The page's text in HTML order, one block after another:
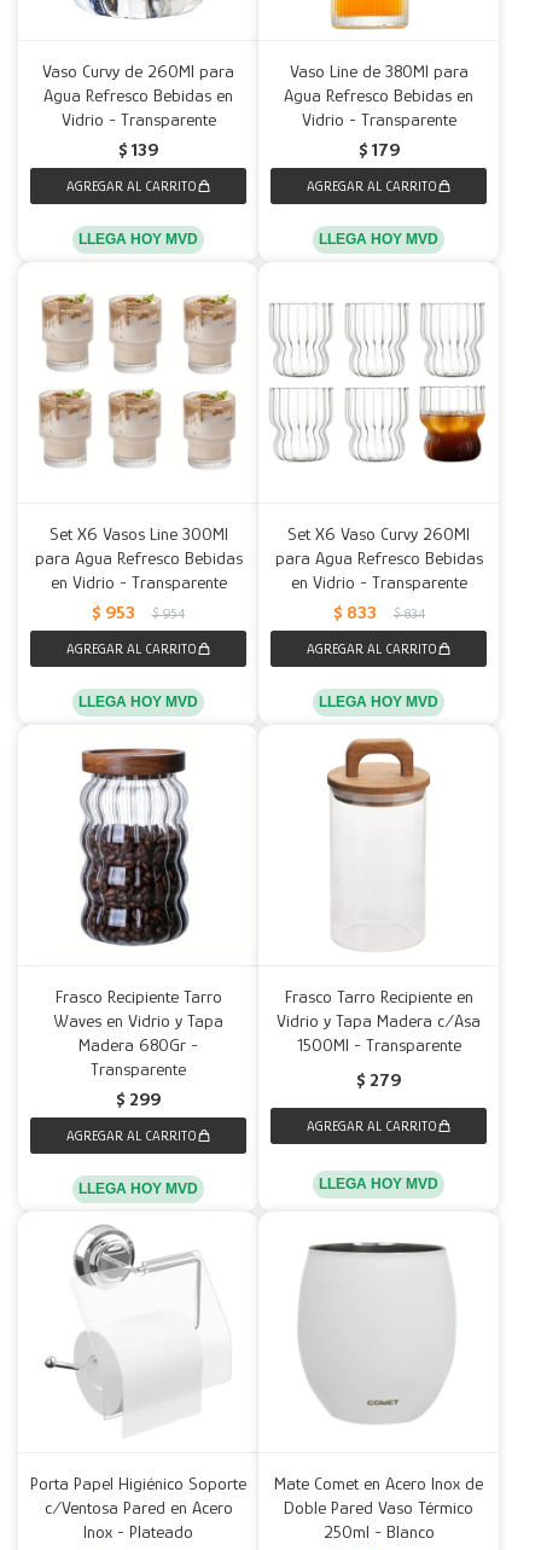
Vaso Curvy de 260Ml para
Agua Refresco Bebidas en
Vidrio - Transparente
$ 139
LLEGA HOY MVD
Vaso Line de 380Ml para
Agua Refresco Bebidas en
Vidrio - Transparente
$ 179
LLEGA HOY MVD
Set X6 Vasos Line 300Ml
para Agua Refresco Bebidas
en Vidrio - Transparente
$ 953 $ 954
LLEGA HOY MVD
Set X6 Vaso Curvy 260Ml
para Agua Refresco Bebidas
en Vidrio - Transparente
$ 833 $ 834
LLEGA HOY MVD
Frasco Recipiente Tarro
Waves en Vidrio y Tapa
Madera 680Gr -
Transparente
$ 299
LLEGA HOY MVD
Frasco Tarro Recipiente en
Vidrio y Tapa Madera c/Asa
1500Ml - Transparente
$ 279
LLEGA HOY MVD
Porta Papel Higiénico Soporte
c/Ventosa Pared en Acero
Inox - Plateado
Mate Comet en Acero Inox de
Doble Pared Vaso Térmico
250ml - Blanco